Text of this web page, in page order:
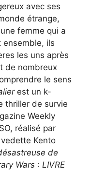
avec ses
étrange,
femme qui a
ensemble, ils
les uns après
de nombreux
le sens
est un k-
thriller de survie
Weekly
réalisé par
Kento
de
Wars : LIVRE